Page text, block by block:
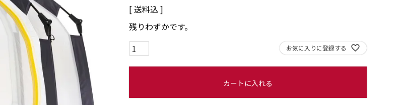
送料込
残りわずかです。
お気に入りに登録する
カートに入れる